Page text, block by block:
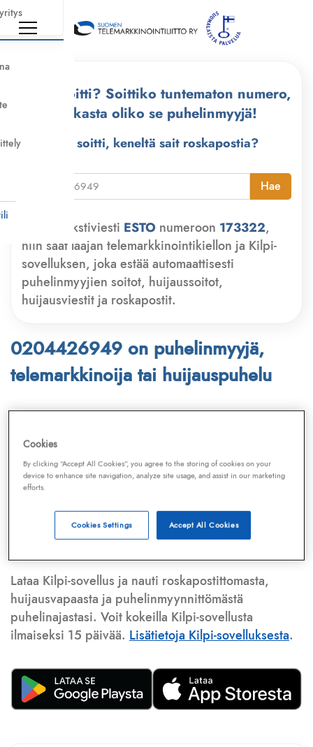
Kuka soitti? Soittiko tuntematon numero,
tarkasta oliko se puhelinmyyjä!
Kuka soitti, keneltä sait roskapostia?
Hae
Lähetä tekstiviesti ESTO numeroon 173322,
niin saat laajan telemarkkinointikiellon ja Kilpi-
sovelluksen, joka estää automaattisesti
puhelinmyyjien soitot, huijaussoitot,
huijausviestit ja roskapostit.
0204426949 on puhelinmyyjä,
telemarkkinoija tai huijauspuhelu
Telemarkkinointiliiton ja
puhelinmyyjienjatelemarkkinoijien numeroita.
Lisäksi tunnistamme automaattisesti, jos kyseessä on
puhelinhuijarin numero, sähköpostiosoitetai
huijausviesti. Tietokantaamme päivitetään jatkuvasti,
mikä varmistaa ajantasaisen suojan.
Lataa Kilpi-sovellus ja nauti roskapostittomasta,
huijausvapaasta ja puhelinmyynnittömästä
puhelinajastasi. Voit kokeilla Kilpi-sovellusta
ilmaiseksi 15 päivää. Lisätietoja Kilpi-sovelluksesta.
Cookies
By clicking “Accept All Cookies”, you agree to the storing of cookies on your
device to enhance site navigation, analyze site usage, and assist in our marketing
efforts.
Accept All Cookies
Cookies Settings